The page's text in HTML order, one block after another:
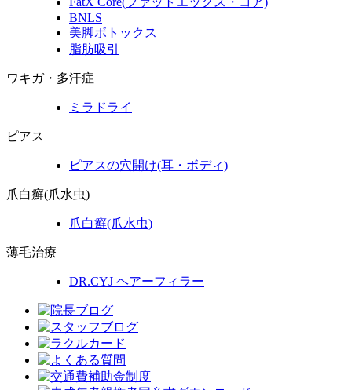
BNLS
美脚ボトックス
脂肪吸引
ワキガ・多汗症
ミラドライ
ピアス
ピアスの穴開け(耳・ボディ)
爪白癬(爪水虫)
爪白癬(爪水虫)
薄毛治療
DR.CYJ ヘアーフィラー